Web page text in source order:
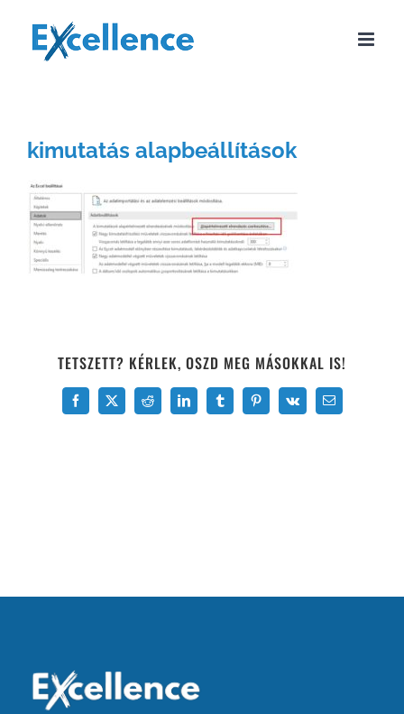
kimutatás alapbeállítások
TETSZETT? KÉRLEK, OSZD MEG MÁSOKKAL IS!
Facebook
X Reddit LinkedInTumblrPinterest
Vk Email: